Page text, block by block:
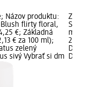
Názov produktu:
Blush flirty floral,
€; Základná
€ za 100 ml);
zelený
sivý Vybrať si dm
Značka:
Suchý
ml; Cena:
200 ml
Dostupné,